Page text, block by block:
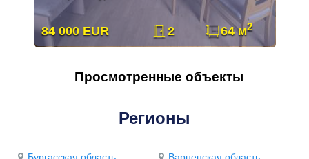
84 000 EUR 2 64 м2
Просмотренные объекты
Регионы